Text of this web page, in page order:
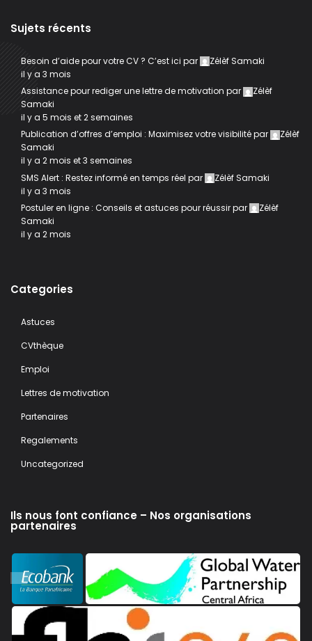
Sujets récents
Besoin d’aide pour votre CV ? C’est ici par
Zélèf Samaki
il y a 3 mois
Assistance pour rediger une lettre de motivation par
Zélèf
Samaki
il y a 5 mois et 2 semaines
Publication d’offres d’emploi : Maximisez votre visibilitépar
Zélèf
Samaki
il y a 2 mois et 3 semaines
SMS Alert : Restez informé en temps réel par
Zélèf Samaki
il y a 3 mois
Postuler en ligne : Conseils et astuces pour réussirpar
Zélèf
Samaki
il y a 2 mois
Categories
Astuces
CVthèque
Emploi
Lettres de motivation
Partenaires
Regalements
Uncategorized
Ils nous font confiance – Nos organisations
partenaires